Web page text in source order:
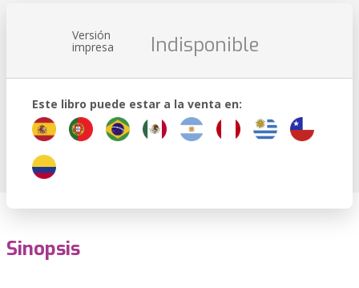
Versión
impresa Indisponible
Este libro puede estar a la venta en:
Sinopsis